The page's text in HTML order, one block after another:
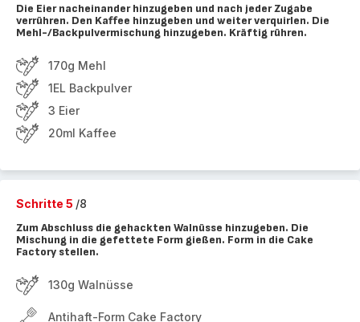
Die Eier nacheinander hinzugeben und nach jeder Zugabe
verrühren. Den Kaffee hinzugeben und weiter verquirlen. Die
Mehl-/Backpulvermischung hinzugeben. Kräftig rühren.
170g Mehl
1EL Backpulver
3 Eier
20ml Kaffee
Schritte 5 /8
Zum Abschluss die gehackten Walnüsse hinzugeben. Die
Mischung in die gefettete Form gießen. Form in die Cake
Factory stellen.
130g Walnüsse
Antihaft-Form Cake Factory